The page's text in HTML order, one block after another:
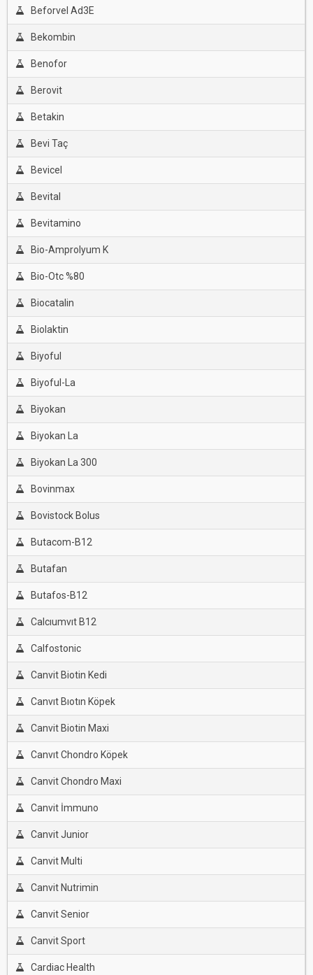
Beforvel Ad3E
Bekombin
Benofor
Berovit
Betakin
Bevi Taç
Bevicel
Bevital
Bevitamino
Bio-Amprolyum K
Bio-Otc %80
Biocatalin
Biolaktin
Biyoful
Biyoful-La
Biyokan
Biyokan La
Biyokan La 300
Bovinmax
Bovistock Bolus
Butacom-B12
Butafan
Butafos-B12
Calcıumvıt B12
Calfostonic
Canvit Biotin Kedi
Canvıt Bıotın Köpek
Canvit Biotin Maxi
Canvıt Chondro Köpek
Canvit Chondro Maxi
Canvit İmmuno
Canvit Junior
Canvit Multi
Canvit Nutrimin
Canvit Senior
Canvit Sport
Cardiac Health